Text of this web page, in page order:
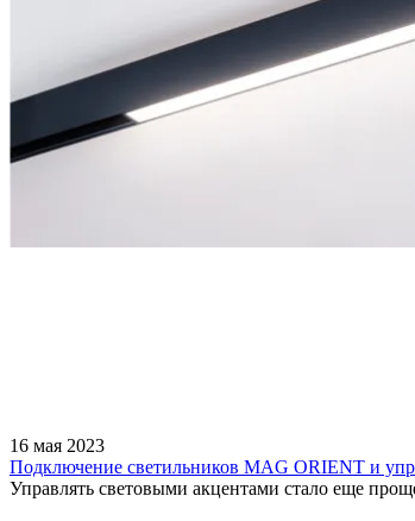
16 мая 2023
Подключение светильников MAG ORIENT и
Управлять световыми акцентами стало еще